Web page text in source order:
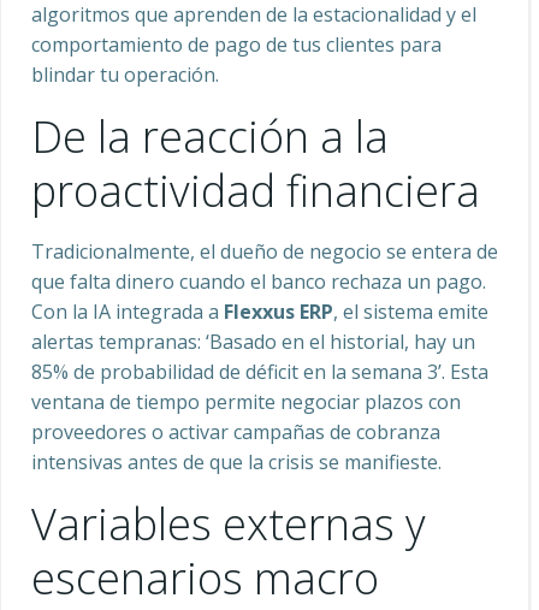
algoritmos que aprenden de la estacionalidad y el
comportamiento de pago de tus clientes para
blindar tu operación.
De la reacción a la
proactividad financiera
Tradicionalmente, el dueño de negocio se entera de
que falta dinero cuando el banco rechaza un pago.
Con la IA integrada a Flexxus ERP, el sistema emite
alertas tempranas: ‘Basado en el historial, hay un
85% de probabilidad de déficit en la semana 3’. Esta
ventana de tiempo permite negociar plazos con
proveedores o activar campañas de cobranza
intensivas antes de que la crisis se manifieste.
Variables externas y
escenarios macro